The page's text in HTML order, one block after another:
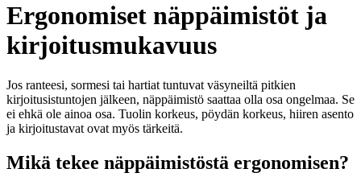
Ergonomiset näppäimistöt ja
kirjoitusmukavuus
Jos ranteesi, sormesi tai hartiat tuntuvat väsyneiltä pitkien
kirjoitusistuntojen jälkeen, näppäimistö saattaa olla osa ongelmaa. Se
ei ehkä ole ainoa osa. Tuolin korkeus, pöydän korkeus, hiiren asento
ja kirjoitustavat ovat myös tärkeitä.
Mikä tekee näppäimistöstä ergonomisen?